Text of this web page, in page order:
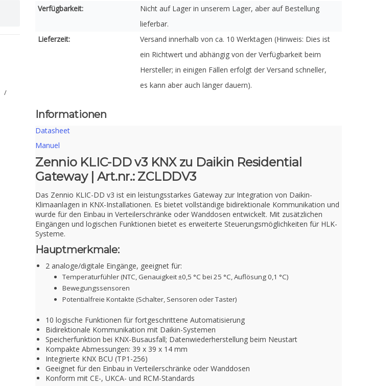
/
Verfügbarkeit:
Nicht auf Lager in unserem Lager, aber auf Bestellung
lieferbar.
Lieferzeit:
Versand innerhalb von ca. 10 Werktagen (Hinweis: Dies ist
ein Richtwert und abhängig von der Verfügbarkeit beim
Hersteller; in einigen Fällen erfolgt der Versand schneller,
es kann aber auch länger dauern).
Informationen
Datasheet
Manuel
Zennio KLIC-DD v3 KNX zu Daikin Residential
Gateway | Art.nr.: ZCLDDV3
Das Zennio KLIC-DD v3 ist ein leistungsstarkes Gateway zur Integration von Daikin-
Klimaanlagen in KNX-Installationen. Es bietet vollständige bidirektionale Kommunikation und
wurde für den Einbau in Verteilerschränke oder Wanddosen entwickelt. Mit zusätzlichen
Eingängen und logischen Funktionen bietet es erweiterte Steuerungsmöglichkeiten für HLK-
Systeme.
Hauptmerkmale:
2 analoge/digitale Eingänge, geeignet für:
Temperaturfühler (NTC, Genauigkeit ±0,5 °C bei 25 °C, Auflösung 0,1 °C)
Bewegungssensoren
Potentialfreie Kontakte (Schalter, Sensoren oder Taster)
10 logische Funktionen für fortgeschrittene Automatisierung
Bidirektionale Kommunikation mit Daikin-Systemen
Speicherfunktion bei KNX-Busausfall; Datenwiederherstellung beim Neustart
Kompakte Abmessungen: 39 x 39 x 14 mm
Integrierte KNX BCU (TP1-256)
Geeignet für den Einbau in Verteilerschränke oder Wanddosen
Konform mit CE-, UKCA- und RCM-Standards